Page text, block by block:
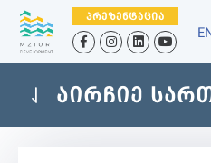
ᲞᲠᲔᲖᲔᲜᲢᲐᲪᲘᲐ
ᲐᲘᲠᲩᲘᲔ